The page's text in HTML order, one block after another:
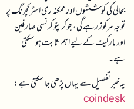
بحالی کی کوششوں اور ممکنہ ری اسٹرکچرنگ پر
توجہ مرکوز رہے گی، جو کرپٹو کرنسی صارفین
اور مارکیٹ کے لیے اہم ثابت ہو سکتی
ہے۔
یہ خبر تفصیل سے یہاں پڑھی جا سکتی ہے:
coindesk